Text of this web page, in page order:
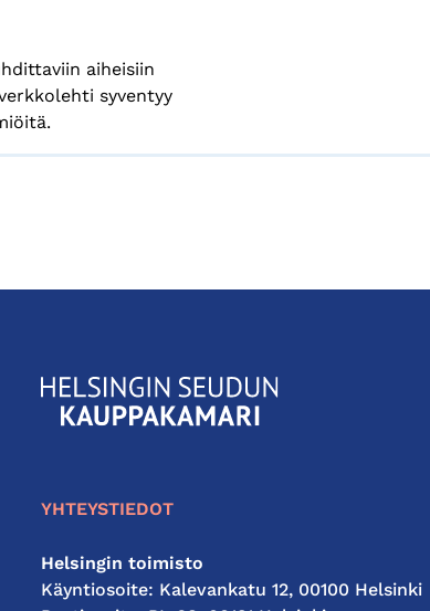
aiheisiin
syventyy
KauppakamariHelsingin
seudun
YHTEYSTIEDOT
Helsingin toimisto
Käyntiosoite: Kalevankatu 12, 00100 Helsinki